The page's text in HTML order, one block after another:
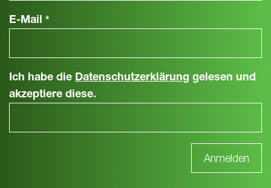
E-Mail *
Ich habe die Datenschutzerklärung gelesen und
akzeptiere diese.